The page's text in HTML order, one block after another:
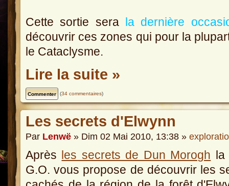
Cette sortie sera la dernière
découvrir ces zones qui pour la
le Cataclysme.
Lire la suite »
(34 commentaires)
Les secrets d'Elwynn
Par Lenwë » Dim 02 Mai 2010, 13:38 »
Après les secrets de Dun Morogh la
G.O. vous propose de découvrir les